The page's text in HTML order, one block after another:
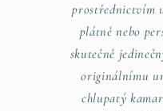
prostřednictvím
plátně nebo
skutečně
originálnímu
chlupatý